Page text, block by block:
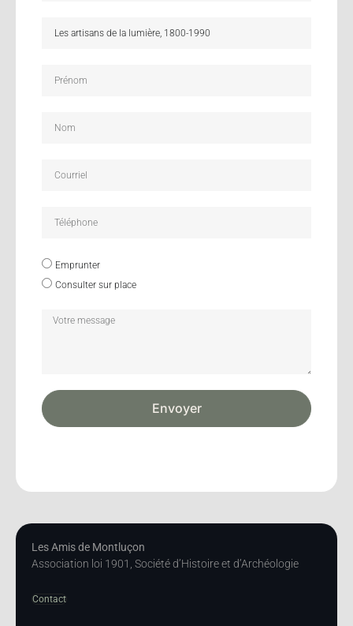
Emprunter
Consulter sur place
Envoyer
Les Amis de Montluçon
Association loi 1901, Société d’Histoire et d’Archéologie
Contact